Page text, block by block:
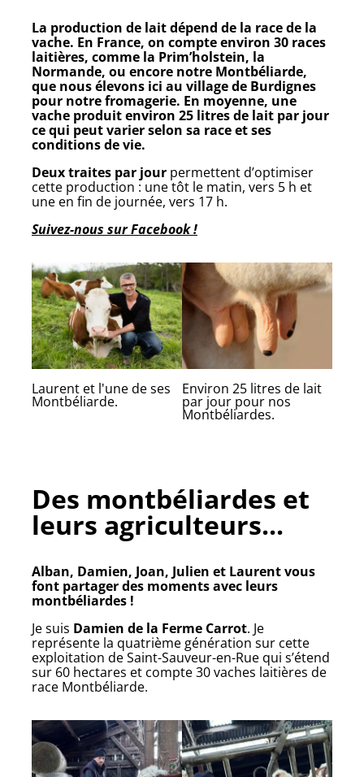
La production de lait dépend de la race de la
vache. En France, on compte environ 30 races
laitières, comme la Prim’holstein, la
Normande, ou encore notre Montbéliarde,
que nous élevons ici au village de Burdignes
pour notre fromagerie. En moyenne, une
vache produit environ 25 litres de lait par jour
ce qui peut varier selon sa race et ses
conditions de vie.
Deux traites par jour permettent d’optimiser
cette production : une tôt le matin, vers 5 h et
une en fin de journée, vers 17 h.
Suivez-nous sur Facebook !
Laurent et l'une de ses
Montbéliarde.
Environ 25 litres de lait
par jour pour nos
Montbéliardes.
Des montbéliardes et
leurs agriculteurs...
Alban, Damien, Joan, Julien et Laurent vous
font partager des moments avec leurs
montbéliardes !
Je suis Damien de la Ferme Carrot. Je
représente la quatrième génération sur cette
exploitation de Saint-Sauveur-en-Rue qui s’étend
sur 60 hectares et compte 30 vaches laitières de
race Montbéliarde.